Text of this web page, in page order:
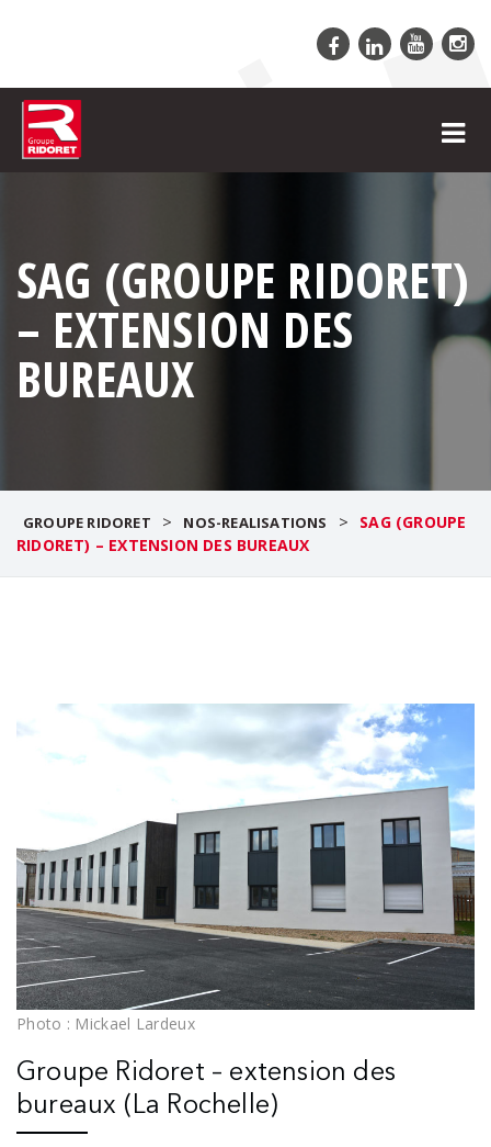
SAG (GROUPE RIDORET)
– EXTENSION DES
BUREAUX
GROUPE RIDORET > NOS-REALISATIONS >
SAG (GROUPE
RIDORET) – EXTENSION DES BUREAUX
Photo : Mickael Lardeux
Groupe Ridoret – extension des
bureaux (La Rochelle)